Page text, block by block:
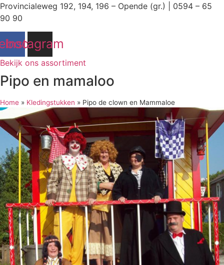
Provincialeweg 192, 194, 196 – Opende (gr.) | 0594 – 65
90 90
Instagram
Bekijk ons assortiment
Pipo en mamaloo
Home » Kledingstukken » Pipo de clown en Mammaloe